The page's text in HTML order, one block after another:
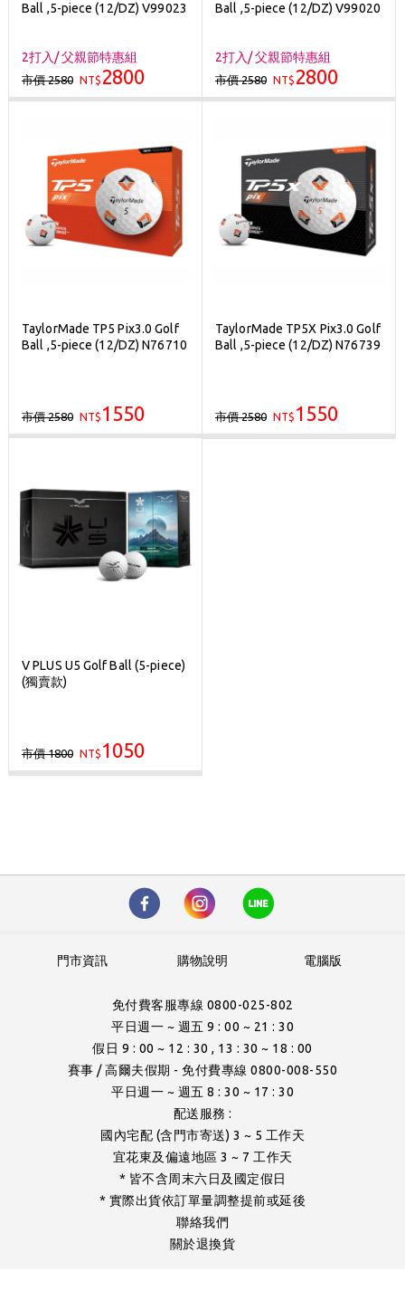
Ball ,5-piece (12/DZ) V99023
2打入/ 父親節特惠組
市價 2580 NT$ 2800
Ball ,5-piece (12/DZ) V99020
2打入/ 父親節特惠組
市價 2580 NT$ 2800
TaylorMade TP5 Pix3.0 Golf
Ball ,5-piece (12/DZ) N76710
市價 2580 NT$ 1550
TaylorMade TP5X Pix3.0 Golf
Ball ,5-piece (12/DZ) N76739
市價 2580 NT$ 1550
V PLUS U5 Golf Ball (5-piece)
(獨賣款)
市價 1800 NT$ 1050
電腦版
購物說明
門市資訊
免付費客服專線 0800-025-802
平日週一 ~ 週五 9 : 00 ~ 21 : 30
假日 9 : 00 ~ 12 : 30 , 13 : 30 ~ 18 : 00
賽事 / 高爾夫假期 - 免付費專線 0800-008-550
平日週一 ~ 週五 8 : 30 ~ 17 : 30
配送服務 :
國內宅配 (含門市寄送) 3 ~ 5 工作天
宜花東及偏遠地區 3 ~ 7 工作天
* 皆不含周末六日及國定假日
* 實際出貨依訂單量調整提前或延後
聯絡我們
關於退換貨